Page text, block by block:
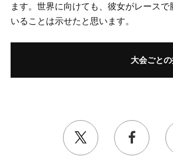
ます。世界に向けても、彼女がレースで
いることは示せたと思います。
大会ごと